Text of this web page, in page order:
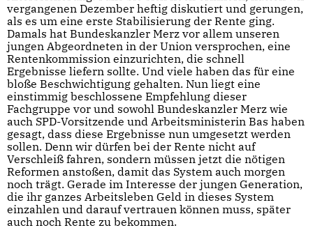
vergangenen Dezember heftig diskutiert und gerungen,
als es um eine erste Stabilisierung der Rente ging.
Damals hat Bundeskanzler Merz vor allem unseren
jungen Abgeordneten in der Union versprochen, eine
Rentenkommission einzurichten, die schnell
Ergebnisse liefern sollte. Und viele haben das für eine
bloße Beschwichtigung gehalten. Nun liegt eine
einstimmig beschlossene Empfehlung dieser
Fachgruppe vor und sowohl Bundeskanzler Merz wie
auch SPD-Vorsitzende und Arbeitsministerin Bas haben
gesagt, dass diese Ergebnisse nun umgesetzt werden
sollen. Denn wir dürfen bei der Rente nicht auf
Verschleiß fahren, sondern müssen jetzt die nötigen
Reformen anstoßen, damit das System auch morgen
noch trägt. Gerade im Interesse der jungen Generation,
die ihr ganzes Arbeitsleben Geld in dieses System
einzahlen und darauf vertrauen können muss, später
auch noch Rente zu bekommen.